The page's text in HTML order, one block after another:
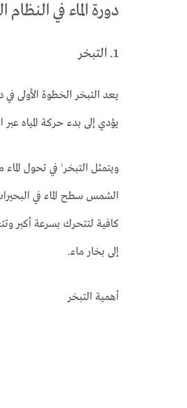
دورة الماء في النظام
1. التبخر
يعد التبخر الخطوة الأولى
يؤدي إلى بدء حركة المياه عبر
ويتمثل التبخر¹في تحول
الشمس سطح الماء في
كافية لتتحرك بسرعة أكبر
إلى بخار ماء.
أهمية التبخر